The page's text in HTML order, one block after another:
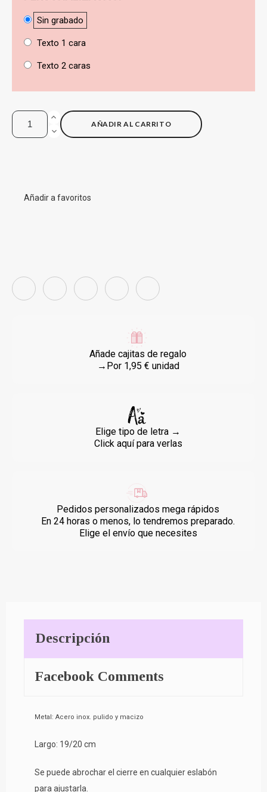
Sin grabado
Texto 1 cara
Texto 2 caras
AÑADIR AL CARRITO
Añadir a favoritos
Añade cajitas de regalo
→Por 1,95 € unidad
Elige tipo de letra →
Click aquí para verlas
Pedidos personalizados mega rápidos
En 24 horas o menos, lo tendremos preparado.
Elige el envío que necesites
Descripción
Facebook Comments
Metal: Acero inox. pulido y macizo
Largo: 19/20 cm
Se puede abrochar el cierre en cualquier eslabón
para ajustarla.